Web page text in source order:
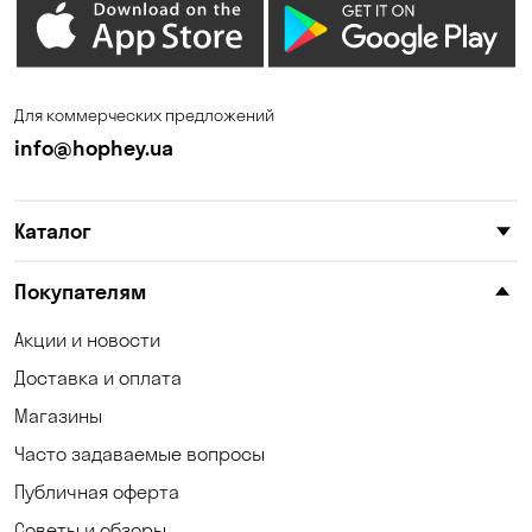
Елизаветовка Зазимье
Калиновка
Киев
Княжичи
Котовка
Кременчуг
Для коммерческих предложений
info@hophey.ua
Каталог
Покупателям
Акции и новости
Доставка и оплата
Магазины
Часто задаваемые вопросы
Публичная оферта